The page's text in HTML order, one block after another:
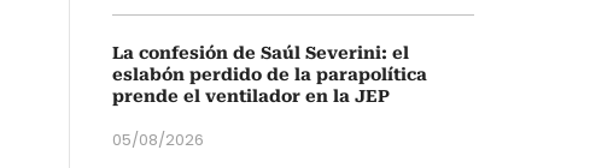
La confesión de Saúl Severini: el
eslabón perdido de la parapolítica
prende el ventilador en la JEP
05/08/2026